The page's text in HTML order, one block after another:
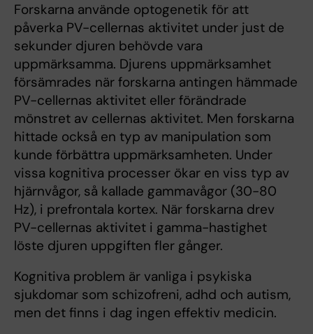
Forskarna använde optogenetik för att
påverka PV-cellernas aktivitet under just de
sekunder djuren behövde vara
uppmärksamma. Djurens uppmärksamhet
försämrades när forskarna antingen hämmade
PV-cellernas aktivitet eller förändrade
mönstret av cellernas aktivitet. Men forskarna
hittade också en typ av manipulation som
kunde förbättra uppmärksamheten. Under
vissa kognitiva processer ökar en viss typ av
hjärnvågor, så kallade gammavågor (30-80
Hz), i prefrontala kortex. När forskarna drev
PV-cellernas aktivitet i gamma-hastighet
löste djuren uppgiften fler gånger.
Kognitiva problem är vanliga i psykiska
sjukdomar som schizofreni, adhd och autism,
men det finns i dag ingen effektiv medicin.